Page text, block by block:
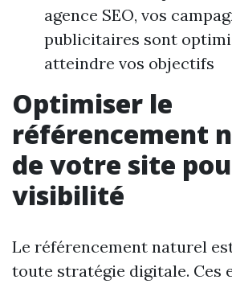
agence SEO, vos
publicitaires sont
atteindre vos objectifs
Optimiser le
référencement
de votre site
visibilité
Le référencement naturel
toute stratégie digitale. Ces